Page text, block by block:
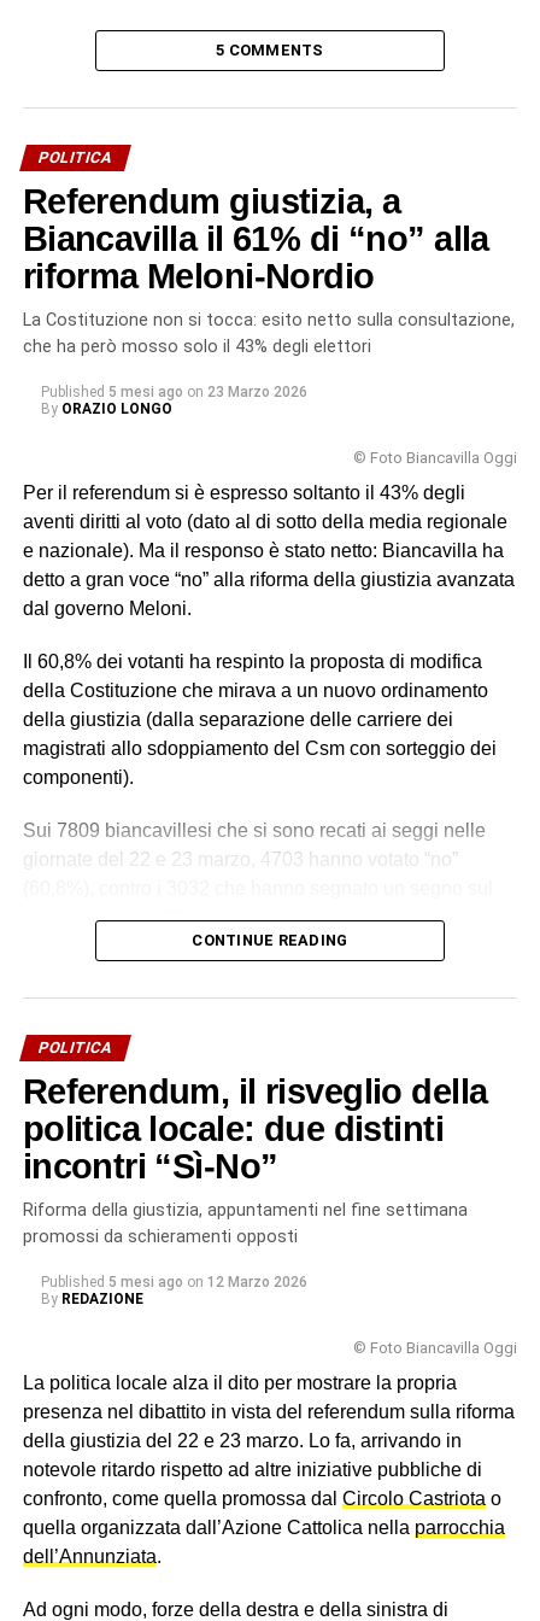
5 COMMENTS
POLITICA
Referendum giustizia, a
Biancavilla il 61% di “no” alla
riforma Meloni-Nordio
La Costituzione non si tocca: esito netto sulla consultazione,
che ha però mosso solo il 43% degli elettori
Published 5 mesi ago on 23 Marzo 2026
By ORAZIO LONGO
© Foto Biancavilla Oggi
Per il referendum si è espresso soltanto il 43% degli
aventi diritti al voto (dato al di sotto della media regionale
e nazionale). Ma il responso è stato netto: Biancavilla ha
detto a gran voce “no” alla riforma della giustizia avanzata
dal governo Meloni.
Il 60,8% dei votanti ha respinto la proposta di modifica
della Costituzione che mirava a un nuovo ordinamento
della giustizia (dalla separazione delle carriere dei
magistrati allo sdoppiamento del Csm con sorteggio dei
componenti).
Sui 7809 biancavillesi che si sono recati ai seggi nelle
giornate del 22 e 23 marzo, 4703 hanno votato “no”
riquadro del “sì” (39,2%).
quanti si sono recati alle urne. Un esito su cui la politica
parte due appuntamenti di aree contrapposte (
delle Favare, l’altro in una saletta di un bar). Insomma, su
questo referendum hanno scelto i biancavillesi,
respingendo la riforma Meloni-Nordio, nonostante la
latitanza dei partiti locali.
© RIPRODUZIONE RISERVATA
CONTINUE READING
POLITICA
Referendum, il risveglio della
politica locale: due distinti
incontri “Sì-No”
Riforma della giustizia, appuntamenti nel fine settimana
promossi da schieramenti opposti
Published 5 mesi ago on 12 Marzo 2026
By REDAZIONE
© Foto Biancavilla Oggi
La politica locale alza il dito per mostrare la propria
presenza nel dibattito in vista del referendum sulla riforma
della giustizia del 22 e 23 marzo. Lo fa, arrivando in
notevole ritardo rispetto ad altre iniziative pubbliche di
confronto, come quella promossa dal Circolo Castriota o
quella organizzata dall’Azione Cattolica nella parrocchia
dell’Annunziata.
Ad ogni modo, forze della destra e della sinistra di